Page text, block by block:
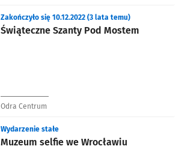
Świąteczne Szanty Pod Mostem
Zakończyło się 10.12.2022 (3 lata temu)
Odra Centrum
Muzeum selfie we Wrocławiu
Wydarzenie stałe